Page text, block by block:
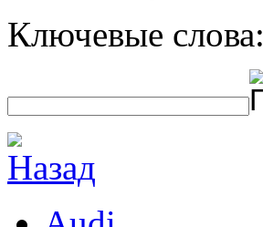
Ключевые слова: